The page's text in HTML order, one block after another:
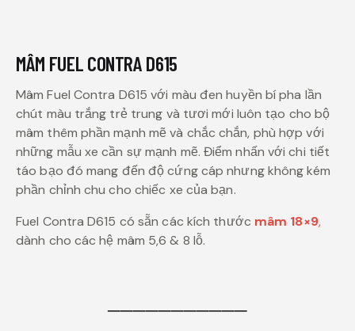
MÂM FUEL CONTRA D615
Mâm Fuel Contra D615 với màu đen huyền bí pha lần
chút màu trắng trẻ trung và tươi mới luôn tạo cho bộ
mâm thêm phần mạnh mẽ và chắc chắn, phù hợp với
những mẫu xe cần sự mạnh mẽ. Điểm nhấn với chi tiết
táo bạo đó mang đến độ cứng cáp nhưng không kém
phần chỉnh chu cho chiếc xe của bạn.
Fuel Contra D615 có sẵn các kích thước mâm 18×9,
dành cho các hệ mâm 5,6 & 8 lỗ.
───────────